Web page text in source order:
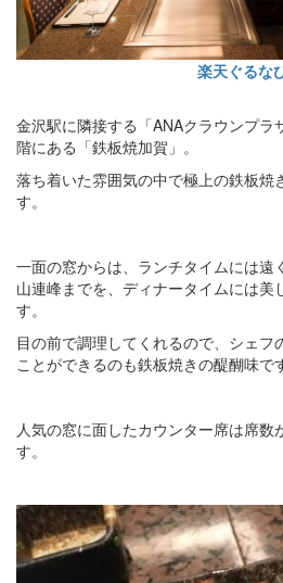
楽天ぐるな
金沢駅に隣接する「ANAクラウンプラ
階にある「鉄板焼加賀」。
落ち着いた雰囲気の中で極上の鉄板焼
す。
一面の窓からは、ランチタイムには遠
山連峰までを、ディナータイムには美
す。
目の前で調理してくれるので、シェフ
ことができるのも鉄板焼きの醍醐味で
人気の窓に面したカウンター席は席
す。